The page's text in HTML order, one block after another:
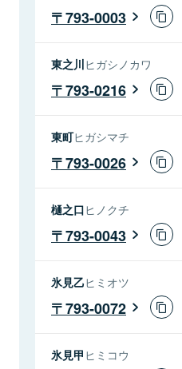
793-0003
東之川ヒガシノカワ
793-0216
東町ヒガシマチ
793-0026
樋之口ヒノクチ
793-0043
氷見乙ヒミオツ
793-0072
氷見甲 ヒミコウ